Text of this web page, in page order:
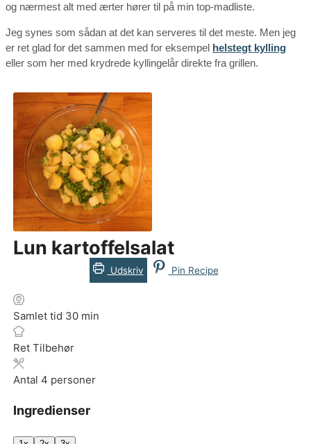
og nærmest alt med ærter hører til på min top-madliste.
Jeg synes som sådan at det kan serveres til det meste. Men jeg
er ret glad for det sammen med for eksempel helstegt kylling
eller som her med krydrede kyllingelår direkte fra grillen.
Lun kartoffelsalat
Udskriv Pin Recipe
Samlet tid 30minutter
min
Ret Tilbehør
Antal 4 personer
Ingredienser